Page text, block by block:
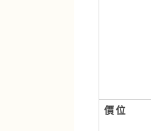
價位